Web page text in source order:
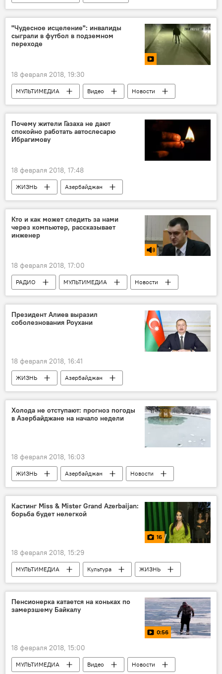
Азербайджан
Фото
Новости
Баку
Ичеришехер
Девичья башня
Праздник
Масленица
Народные гуляния
"Чудесное исцеление": инвалиды
сыграли в футбол в подземном
переходе
18 февраля 2018, 19:30
МУЛЬТИМЕДИА Видео
Новости
Новости мира
Почему жители Газаха не дают
спокойно работать автослесарю
Ибрагимову
18 февраля 2018, 17:48
ЖИЗНЬ
Азербайджан
ТЕХНОЛОГИИ
Новости
Кто и как может следить за нами
через компьютер, рассказывает
инженер
18 февраля 2018, 17:00
РАДИО МУЛЬТИМЕДИА
Новости
ЖИЗНЬ
ТЕХНОЛОГИИ
Новости мира
Президент Алиев выразил
соболезнования Роухани
18 февраля 2018, 16:41
ЖИЗНЬ
Азербайджан
Происшествия
Новости
Новости мира
Иран
Ильхам Алиев
Хасан Роухани
крушение самолета
Холода не отступают: прогноз погоды
в Азербайджане на начало недели
18 февраля 2018, 16:03
ЖИЗНЬ Азербайджан
Новости
Баку
Абшерон
Министерство экологии и природных ресурсов АР
Прогноз погоды
Кастинг Miss & Mister Grand Azerbaijan:
борьба будет нелегкой
16
18 февраля 2018, 15:29
МУЛЬТИМЕДИА Культура
ЖИЗНЬ
Азербайджан
Фото Новости
Пенсионерка катается на коньках по
замерзшему Байкалу
0:56
18 февраля 2018, 15:00
МУЛЬТИМЕДИА Видео Новости